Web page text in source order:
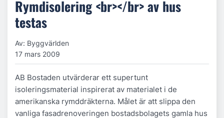
Rymdisolering <br></br> av hus
testas
Av: Byggvärlden
17 mars 2009
AB Bostaden utvärderar ett supertunt
isoleringsmaterial inspirerat av materialet i de
amerikanska rymddräkterna. Målet är att slippa den
vanliga fasadrenoveringen bostadsbolagets gamla hus